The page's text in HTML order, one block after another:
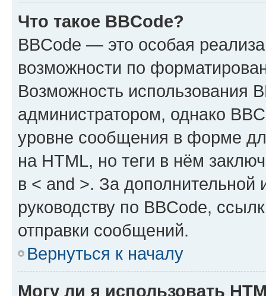
Что такое BBCode?
BBCode — это особая
возможности по
Возможность использования
администратором, однако
уровне сообщения в форме
на HTML, но теги в нём
в < and >. За
руководству по BBCode,
отправки сообщений.
Вернуться к началу
Могу ли я использовать